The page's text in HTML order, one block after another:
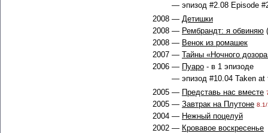
— эпизод #2.08 Episode
2008 — Детишки
2008 — Рембрандт: я обвиняю (
2008 — Венок из ромашек
2007 — Тайны «Ночного
2006 — Пуаро - в 1 эпизоде
— эпизод #10.04 Taken at
2005 — Представь нас вместе
2005 — Завтрак на Плутоне
2004 — Нежный поцелуй
2002 — Кровавое воскресенье